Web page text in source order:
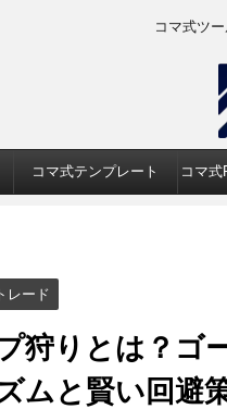
コマ式ツ
コマ式テンプレート コマ
レード
狩りとは？ゴ
ムと賢い回避